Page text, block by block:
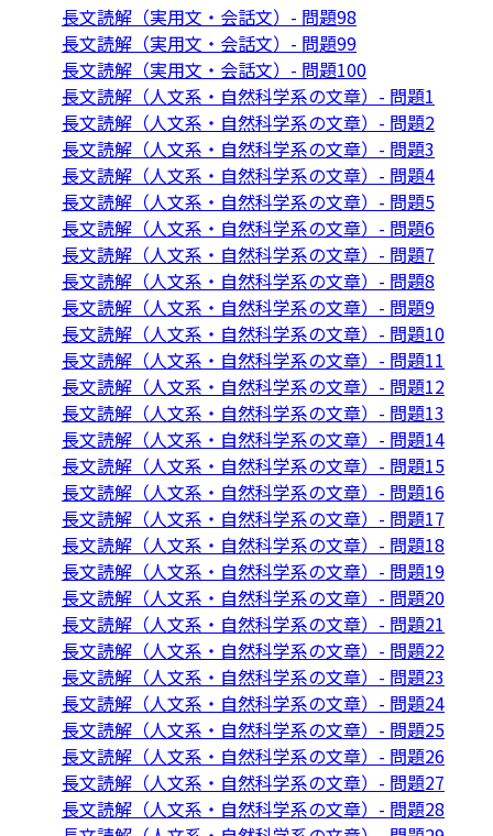
長文読解（実用文・会話文）- 問題98
長文読解（実用文・会話文）- 問題99
長文読解（実用文・会話文）- 問題100
長文読解（人文系・自然科学系の文章）- 問題1
長文読解（人文系・自然科学系の文章）- 問題2
長文読解（人文系・自然科学系の文章）- 問題3
長文読解（人文系・自然科学系の文章）- 問題4
長文読解（人文系・自然科学系の文章）- 問題5
長文読解（人文系・自然科学系の文章）- 問題6
長文読解（人文系・自然科学系の文章）- 問題7
長文読解（人文系・自然科学系の文章）- 問題8
長文読解（人文系・自然科学系の文章）- 問題9
長文読解（人文系・自然科学系の文章）- 問題10
長文読解（人文系・自然科学系の文章）- 問題11
長文読解（人文系・自然科学系の文章）- 問題12
長文読解（人文系・自然科学系の文章）- 問題13
長文読解（人文系・自然科学系の文章）- 問題14
長文読解（人文系・自然科学系の文章）- 問題15
長文読解（人文系・自然科学系の文章）- 問題16
長文読解（人文系・自然科学系の文章）- 問題17
長文読解（人文系・自然科学系の文章）- 問題18
長文読解（人文系・自然科学系の文章）- 問題19
長文読解（人文系・自然科学系の文章）- 問題20
長文読解（人文系・自然科学系の文章）- 問題21
長文読解（人文系・自然科学系の文章）- 問題22
長文読解（人文系・自然科学系の文章）- 問題23
長文読解（人文系・自然科学系の文章）- 問題24
長文読解（人文系・自然科学系の文章）- 問題25
長文読解（人文系・自然科学系の文章）- 問題26
長文読解（人文系・自然科学系の文章）- 問題27
長文読解（人文系・自然科学系の文章）- 問題28